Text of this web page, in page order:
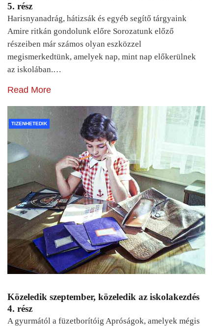
5. rész
Harisnyanadrág, hátizsák és egyéb segítő tárgyaink
Amire ritkán gondolunk előre Sorozatunk előző
részeiben már számos olyan eszközzel
megismerkedtünk, amelyek nap, mint nap előkerülnek
az iskolában.…
Read More
TIZENHETEDIK
Közeledik szeptember, közeledik az iskolakezdés
4. rész
A gyurmától a füzetborítóig Apróságok, amelyek mégis